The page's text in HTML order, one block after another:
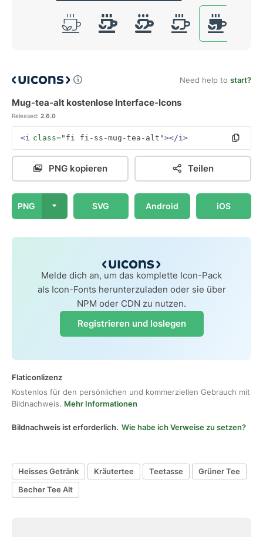
Need help to start?
Mug-tea-alt kostenlose Interface-Icons
Released: 2.6.0
<i class="fi fi-ss-mug-tea-alt"></i>
PNG kopieren Teilen
PNG SVG Android iOS
Melde dich an, um das komplette Icon-Pack
als Icon-Fonts herunterzuladen oder sie über
NPM oder CDN zu nutzen.
Registrieren und loslegen
Flaticonlizenz
Kostenlos für den persönlichen und kommerziellen Gebrauch mit
Bildnachweis. Mehr Informationen
Bildnachweis ist erforderlich. Wie habe ich Verweise zu setzen?
Heisses Getränk Kräutertee Teetasse
Grüner Tee
Becher Tee Alt